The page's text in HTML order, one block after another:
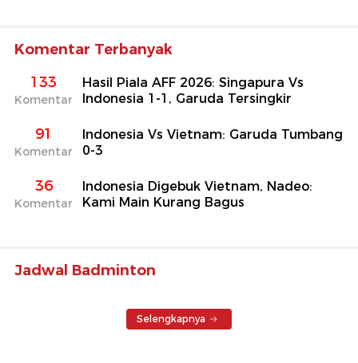
Komentar Terbanyak
133
Komentar
Hasil Piala AFF 2026: Singapura Vs
Indonesia 1-1, Garuda Tersingkir
91
Komentar
Indonesia Vs Vietnam: Garuda Tumbang
0-3
36
Komentar
Indonesia Digebuk Vietnam, Nadeo:
Kami Main Kurang Bagus
Jadwal Badminton
Selengkapnya